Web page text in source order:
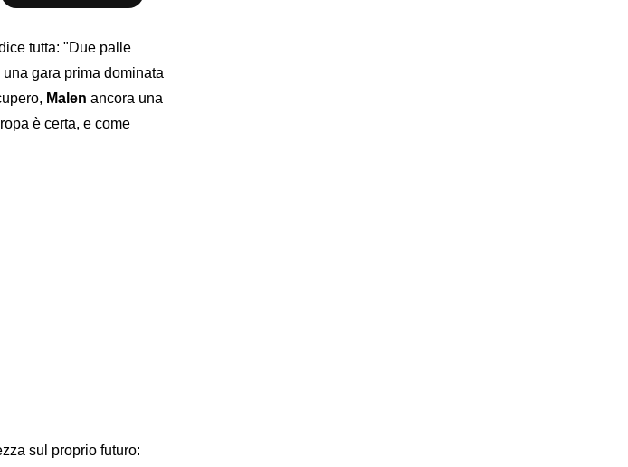
tutta: "Due palle
gara prima dominata
Malen ancora una
è certa, e come
sul proprio futuro: